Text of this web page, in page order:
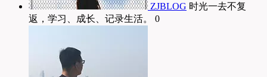
ZJBLOG 时光一去不复
返，学习、成长、记录生活。 0